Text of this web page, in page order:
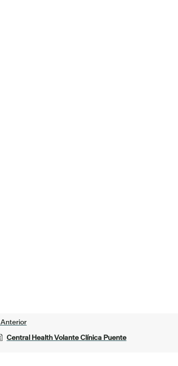
Anterior
Central Health Volante Clínica Puente